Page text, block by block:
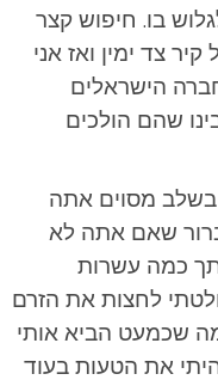
בו. חיפוש קצר
צד ימין ואז אני
הישראלים
שהם הולכים
מסוים אתה
שאם אתה לא
כמה עשרות
לחצות את הזרם
שכמעט הביא אותי
את הטעות בעוד